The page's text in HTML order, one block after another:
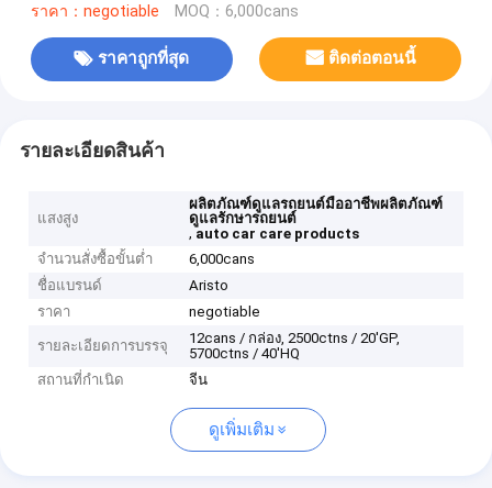
ราคา：negotiable MOQ：6,000cans
ราคาถูกที่สุด ติดต่อตอนนี้
รายละเอียดสินค้า
แสงสูง
ผลิตภัณฑ์ดูแลรถยนต์มืออาชีพผลิตภัณฑ์
ดูแลรักษารถยนต์
,auto car care products
จำนวนสั่งซื้อขั้นต่ำ
6,000cans
ชื่อแบรนด์
Aristo
ราคา
negotiable
รายละเอียดการบรรจุ
12cans / กล่อง, 2500ctns / 20'GP,
5700ctns / 40'HQ
สถานที่กำเนิด
จีน
ดูเพิ่มเติม